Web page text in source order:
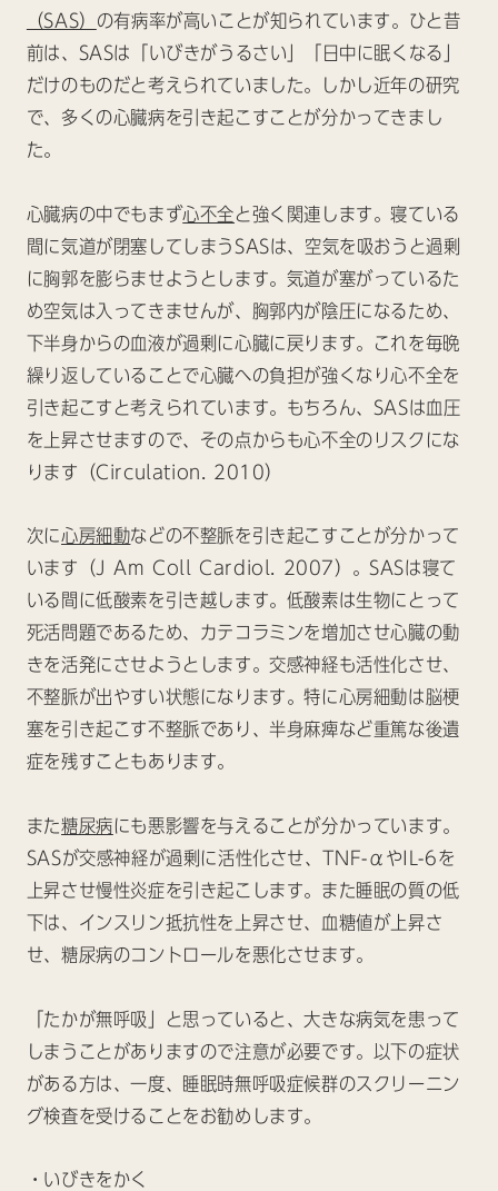
（SAS） の有病率が高いことが知られています。ひと昔
前は、SASは「いびきがうるさい」「日中に眠くなる」
だけのものだと考えられていました。しかし近年の研究
で、多くの心臓病を引き起こすことが分かってきまし
た。
心臓病の中でもまず心不全と強く関連します。寝ている
間に気道が閉塞してしまうSASは、空気を吸おうと過剰
に胸郭を膨らませようとします。気道が塞がっているた
め空気は入ってきませんが、胸郭内が陰圧になるため、
下半身からの血液が過剰に心臓に戻ります。これを毎晩
繰り返していることで心臓への負担が強くなり心不全を
引き起こすと考えられています。もちろん、SASは血圧
を上昇させますので、その点からも心不全のリスクにな
ります（Circulation. 2010）
次に心房細動などの不整脈を引き起こすことが分かって
います（J Am Coll Cardiol. 2007）。SASは寝て
いる間に低酸素を引き越します。低酸素は生物にとって
死活問題であるため、カテコラミンを増加させ心臓の動
きを活発にさせようとします。交感神経も活性化させ、
不整脈が出やすい状態になります。特に心房細動は脳梗
塞を引き起こす不整脈であり、半身麻痺など重篤な後遺
症を残すこともあります。
また糖尿病にも悪影響を与えることが分かっています。
SASが交感神経が過剰に活性化させ、TNF-αやIL-6を
上昇させ慢性炎症を引き起こします。また睡眠の質の低
下は、インスリン抵抗性を上昇させ、血糖値が上昇さ
せ、糖尿病のコントロールを悪化させます。
「たかが無呼吸」と思っていると、大きな病気を患って
しまうことがありますので注意が必要です。以下の症状
がある方は、一度、睡眠時無呼吸症候群のスクリーニン
グ検査を受けることをお勧めします。
・いびきをかく